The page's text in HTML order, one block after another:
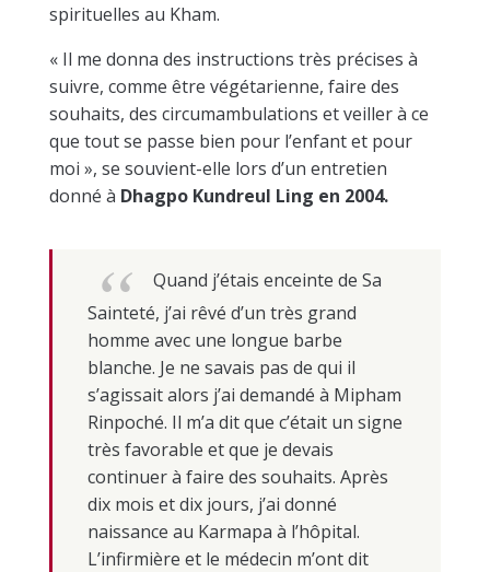
spirituelles au Kham.
« Il me donna des instructions très précises à
suivre, comme être végétarienne, faire des
souhaits, des circumambulations et veiller à ce
que tout se passe bien pour l’enfant et pour
moi », se souvient-elle lors d’un entretien
donné à Dhagpo Kundreul Ling en 2004.
Quand j’étais enceinte de Sa
Sainteté, j’ai rêvé d’un très grand
homme avec une longue barbe
blanche. Je ne savais pas de qui il
s’agissait alors j’ai demandé à Mipham
Rinpoché. Il m’a dit que c’était un signe
très favorable et que je devais
continuer à faire des souhaits. Après
dix mois et dix jours, j’ai donné
naissance au Karmapa à l’hôpital.
L’infirmière et le médecin m’ont dit